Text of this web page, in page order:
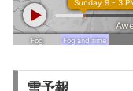
雪予報